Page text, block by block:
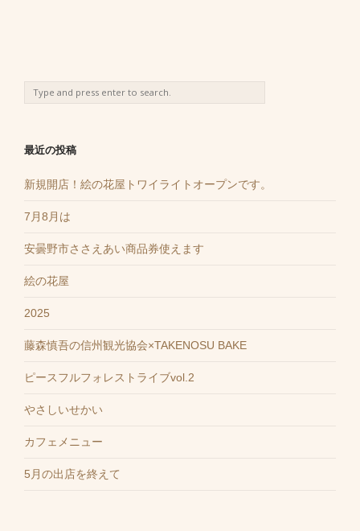
最近の投稿
新規開店！絵の花屋トワイライトオープンです。
7月8月は
安曇野市ささえあい商品券使えます
絵の花屋
2025
藤森慎吾の信州観光協会×TAKENOSU BAKE
ピースフルフォレストライブvol.2
やさしいせかい
カフェメニュー
5月の出店を終えて